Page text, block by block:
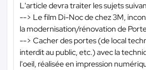
L'article devra traiter les sujets
--> Le film Di-Noc de chez 3M,
la modernisation/rénovation de
--> Cacher des portes (de local
interdit au public, etc.) avec la
l'oeil, réalisée en impression